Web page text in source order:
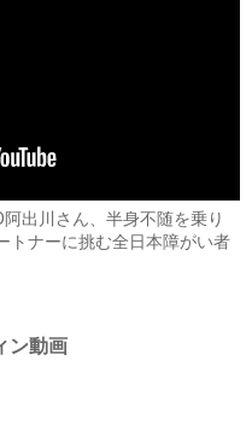
出川さん、半身不随を乗り
トナーに挑む全日本障がい者
ン動画